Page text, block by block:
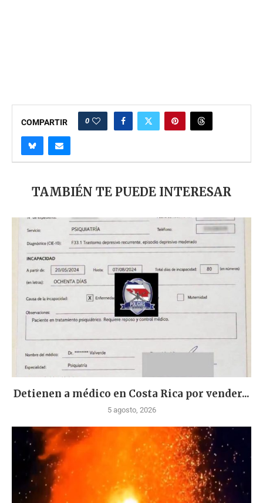
COMPARTIR 0
TAMBIÉN TE PUEDE INTERESAR
Detienen a médico en Costa Rica por vender...
5 agosto, 2026